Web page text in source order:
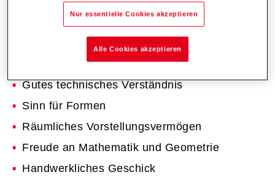
Niveau) oder Realschule
CH: abgeschlossene Realschule oder
Sekundarschule
Interesse an der Metallbearbeitung
Gutes technisches Verständnis
Sinn für Formen
Räumliches Vorstellungsvermögen
Freude an Mathematik und Geometrie
Handwerkliches Geschick
Nur essentielle Cookies akzeptieren
Alle Cookies akzeptieren